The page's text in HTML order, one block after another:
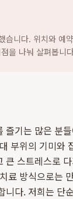
니다. 위치와 예
을 나눠 살펴봅니
기는 많은 분
부위의 기미와
스트레스로
료 방식으로는
다. 저희는 단